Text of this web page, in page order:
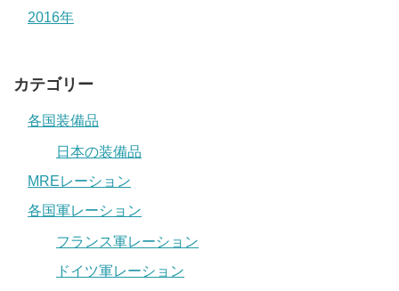
2016年
カテゴリー
各国装備品
日本の装備品
MREレーション
各国軍レーション
フランス軍レーション
ドイツ軍レーション